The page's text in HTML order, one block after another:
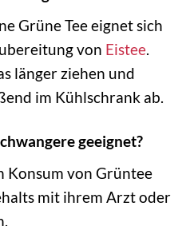
Grüne Tee eignet sich
von Eistee.
länger ziehen und
im Kühlschrank ab.
geeignet?
Konsum von Grüntee
mit ihrem Arzt oder